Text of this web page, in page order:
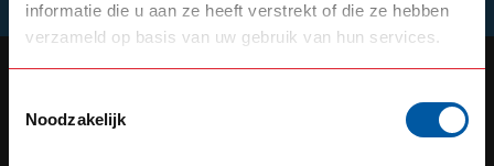
informatie die u aan ze heeft verstrekt of die ze hebben
verzameld op basis van uw gebruik van hun services.
Noodzakelijk
OUR REPUTATION IS BUILT ON